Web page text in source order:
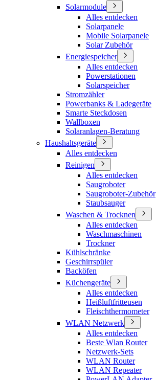
Solarmodule
Alles entdecken
Solarpanele
Mobile Solarpanele
Solar Zubehör
Energiespeicher
Alles entdecken
Powerstationen
Solarspeicher
Stromzähler
Powerbanks & Ladegeräte
Smarte Steckdosen
Wallboxen
Solaranlagen-Beratung
Haushaltsgeräte
Alles entdecken
Reinigen
Alles entdecken
Saugroboter
Saugroboter-Zubehör
Staubsauger
Waschen & Trocknen
Alles entdecken
Waschmaschinen
Trockner
Kühlschränke
Geschirrspüler
Backöfen
Küchengeräte
Alles entdecken
Heißluftfritteusen
Fleischthermometer
WLAN Netzwerk
Alles entdecken
Beste Wlan Router
Netzwerk-Sets
WLAN Router
WLAN Repeater